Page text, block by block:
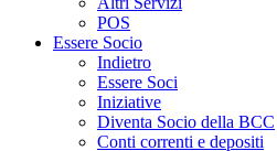
POS
Essere Socio
Indietro
Essere Soci
Iniziative
Diventa Socio della BCC
Conti correnti e depositi